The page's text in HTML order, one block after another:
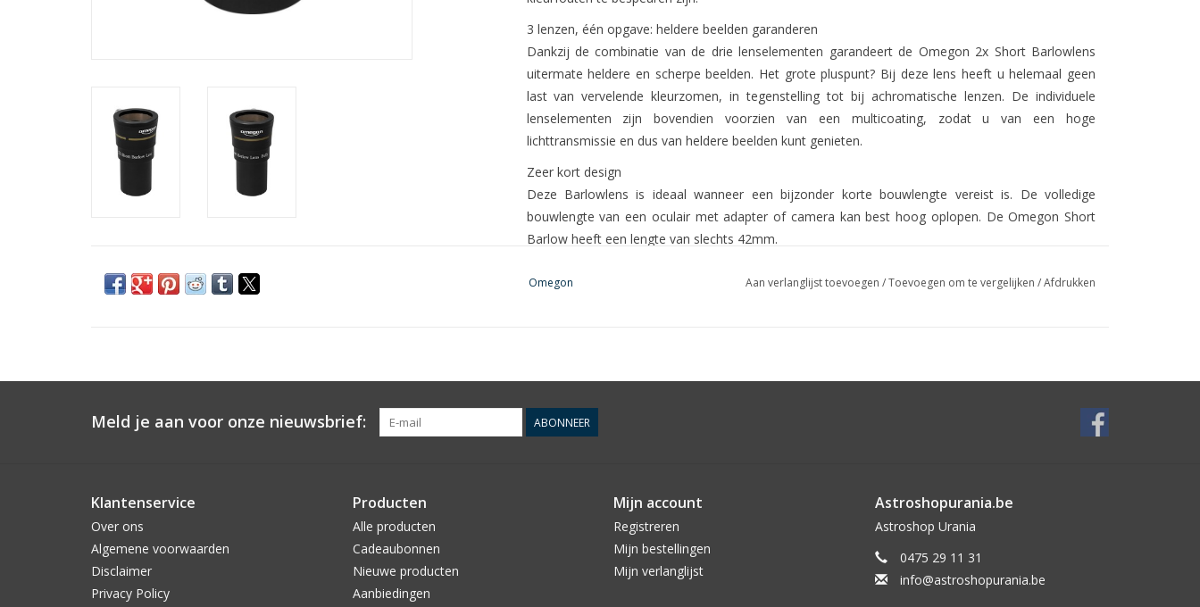
3 lenzen, één opgave: heldere beelden garanderen
Dankzij de combinatie van de drie lenselementen garandeert de Omegon 2x Short Barlowlens
uitermate heldere en scherpe beelden. Het grote pluspunt? Bij deze lens heeft u helemaal geen
last van vervelende kleurzomen, in tegenstelling tot bij achromatische lenzen. De individuele
lenselementen zijn bovendien voorzien van een multicoating, zodat u van een hoge
lichttransmissie en dus van heldere beelden kunt genieten.
Zeer kort design
Deze Barlowlens is ideaal wanneer een bijzonder korte bouwlengte vereist is. De volledige
bouwlengte van een oculair met adapter of camera kan best hoog oplopen. De Omegon Short
Barlow heeft een lengte van slechts 42mm.
De ingebouwde compressiering omklemt de volledige oppervlakte uw oculairs en fixeert ze niet
Barlow met drie lenselementen: voor een hoog contrast, zonder kleurfouten
Multicoating op alle lensoppevlakken
1,25" filterschroefdraad: voor alle gebruikelijke 1,25" filters
Hoogwaardig vakmanschap
Beschermende stofkap
Omegon Aan verlanglijst toevoegen /Toevoegen om te vergelijken /Afdrukken
Meld je aan voor onze nieuwsbrief: ABONNEER
Klantenservice
Over ons
Algemene voorwaarden
Disclaimer
Privacy Policy
Producten
Alle producten
Cadeaubonnen
Nieuwe producten
Aanbiedingen
Mijn account
Registreren
Mijn bestellingen
Mijn verlanglijst
Astroshopurania.be
Astroshop Urania
0475 29 11 31
info@astroshopurania.be